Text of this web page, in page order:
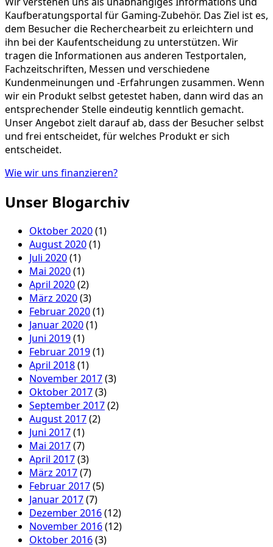
Kaufberatungsportal für Gaming-Zubehör. Das Ziel ist es,
dem Besucher die Recherchearbeit zu erleichtern und
ihn bei der Kaufentscheidung zu unterstützen. Wir
tragen die Informationen aus anderen Testportalen,
Fachzeitschriften, Messen und verschiedene
Kundenmeinungen und -Erfahrungen zusammen. Wenn
wir ein Produkt selbst getestet haben, dann wird das an
entsprechender Stelle eindeutig kenntlich gemacht.
Unser Angebot zielt darauf ab, dass der Besucher selbst
und frei entscheidet, für welches Produkt er sich
entscheidet.
Wie wir uns finanzieren?
Unser Blogarchiv
Oktober 2020(1)
August 2020(1)
Juli 2020(1)
Mai 2020(1)
April 2020(2)
März 2020(3)
Februar 2020(1)
Januar 2020(1)
Juni 2019(1)
Februar 2019(1)
April 2018(1)
November 2017(3)
Oktober 2017(3)
September 2017(2)
August 2017(2)
Juni 2017(1)
Mai 2017(7)
April 2017(3)
März 2017(7)
Februar 2017(5)
Januar 2017(7)
Dezember 2016(12)
November 2016(12)
Oktober 2016(3)